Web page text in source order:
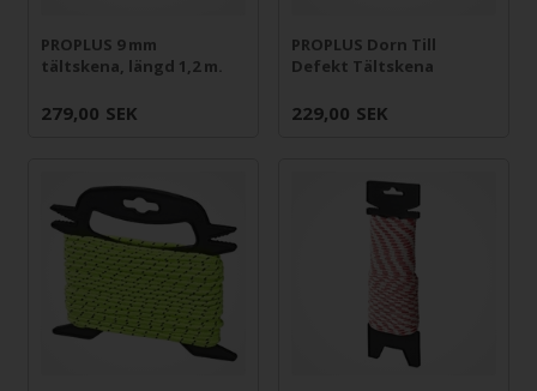
PROPLUS 9 mm
tältskena, längd 1,2 m.
279,00 SEK
PROPLUS Dorn Till
Defekt Tältskena
229,00 SEK